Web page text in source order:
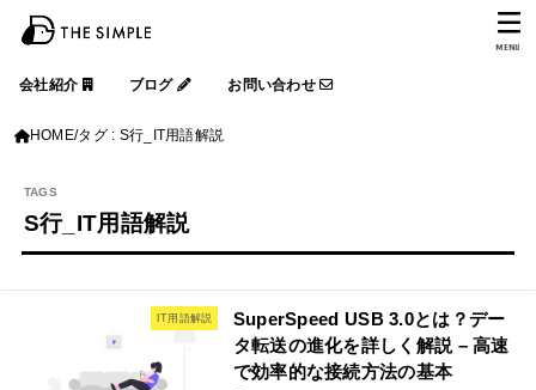
会社紹介 ブログ お問い合わせ
MENU
HOME タグ : S行_IT用語解説
S行_IT用語解説
IT用語解説
SuperSpeed USB 3.0とは？デー
タ転送の進化を詳しく解説 – 高速
で効率的な接続方法の基本